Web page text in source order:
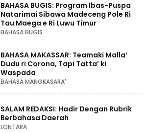
BAHASA BUGIS: Program Ibas-Puspa
Natarimai Sibawa Madeceng Pole Ri
Tau Maega e Ri Luwu Timur
BAHASA BUGIS
BAHASA MAKASSAR: Teamaki Malla’
Dudu ri Corona, Tapi Tatta’ ki
Waspada
BAHASA MANGKASARA'
SALAM REDAKSI: Hadir Dengan Rubrik
Berbahasa Daerah
LONTARA